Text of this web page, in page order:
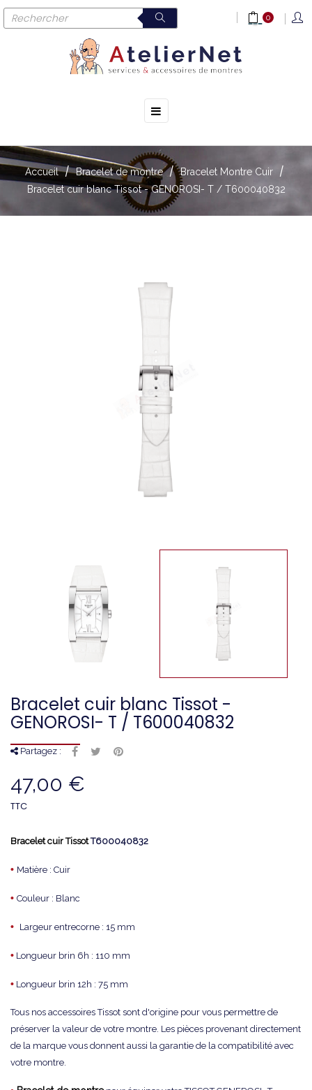
0
Basculer
la
☰
Accueil Bracelet de montre
Bracelet Montre Cuir
Bracelet cuir blanc Tissot - GENOROSI- T / T600040832
Bracelet cuir blanc Tissot -
GENOROSI- T / T600040832
Partagez :
47,00 €
TTC
Bracelet cuir Tissot T600040832
• Matière : Cuir
• Couleur : Blanc
• Largeur entrecorne : 15 mm
• Longueur brin 6h : 110 mm
• Longueur brin 12h : 75 mm
Tous nos accessoires Tissot sont d'origine pour vous permettre de
préserver la valeur de votre montre. Les pièces provenant directement
de la marque vous donnent aussi la garantie de la compatibilité avec
votre montre.